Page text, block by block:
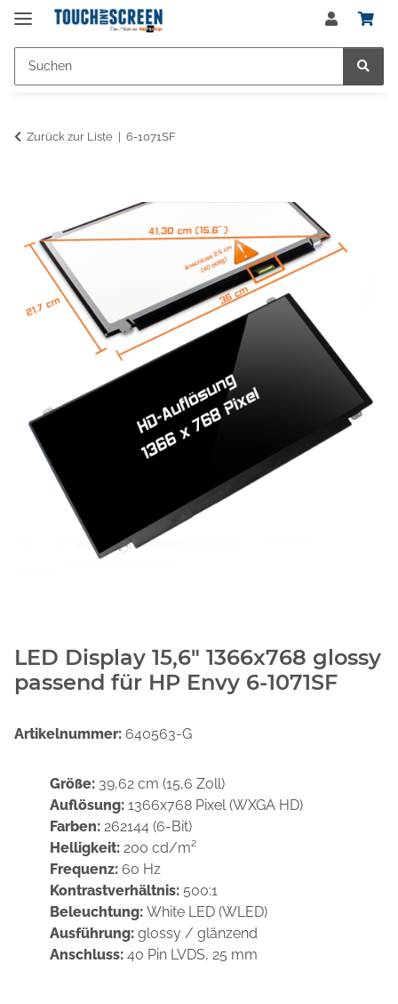
Zurück zur Liste 6-1071SF
LED Display 15,6" 1366x768 glossy
passend für HP Envy 6-1071SF
Artikelnummer: 640563-G
Größe: 39,62 cm (15,6 Zoll)
Auflösung: 1366x768 Pixel (WXGA HD)
Farben: 262144 (6-Bit)
Helligkeit: 200 cd/m²
Frequenz: 60 Hz
Kontrastverhältnis: 500:1
Beleuchtung: White LED (WLED)
Ausführung: glossy / glänzend
Anschluss: 40 Pin LVDS, 25 mm